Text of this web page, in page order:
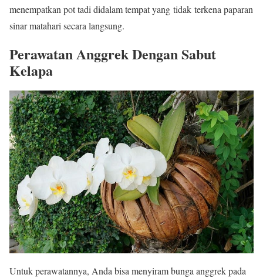
menempatkan pot tadi didalam tempat yang tidak terkena paparan
sinar matahari secara langsung.
Perawatan Anggrek Dengan Sabut
Kelapa
Untuk perawatannya, Anda bisa menyiram bunga anggrek pada